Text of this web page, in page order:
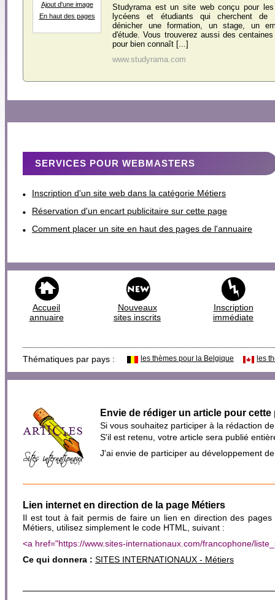
Ajout d'une image
En haut des pages
Studyrama est un site web conçu pour
lycéens et étudiants qui cherchent de
dénicher une formation, un stage, un
d'étude. Vous trouverez aussi des
pour bien connaît [...]
www.studyrama.com
SERVICES POUR WEBMASTERS
Inscription d'un site web dans la catégorie Métiers
Réservation d'un encart publicitaire sur cette page
Comment placer un site en haut des pages de l'annuaire
Accueil
annuaire
Nouveaux
sites inscrits
Inscription
immédiate
Thématiques par pays : les thèmes pour la Belgique les
Envie de rédiger un article pour cette
Si vous souhaitez participer à la rédaction
S'il est retenu, votre article sera publié
J'ai envie de participer au développement
Lien internet en direction de la page Métiers
Il est tout à fait permis de faire un lien en direction des
Métiers, utilisez simplement le code HTML, suivant :
<a href="https://www.sites-internationaux.com/francophone/
Ce qui donnera : SITES INTERNATIONAUX - Métiers